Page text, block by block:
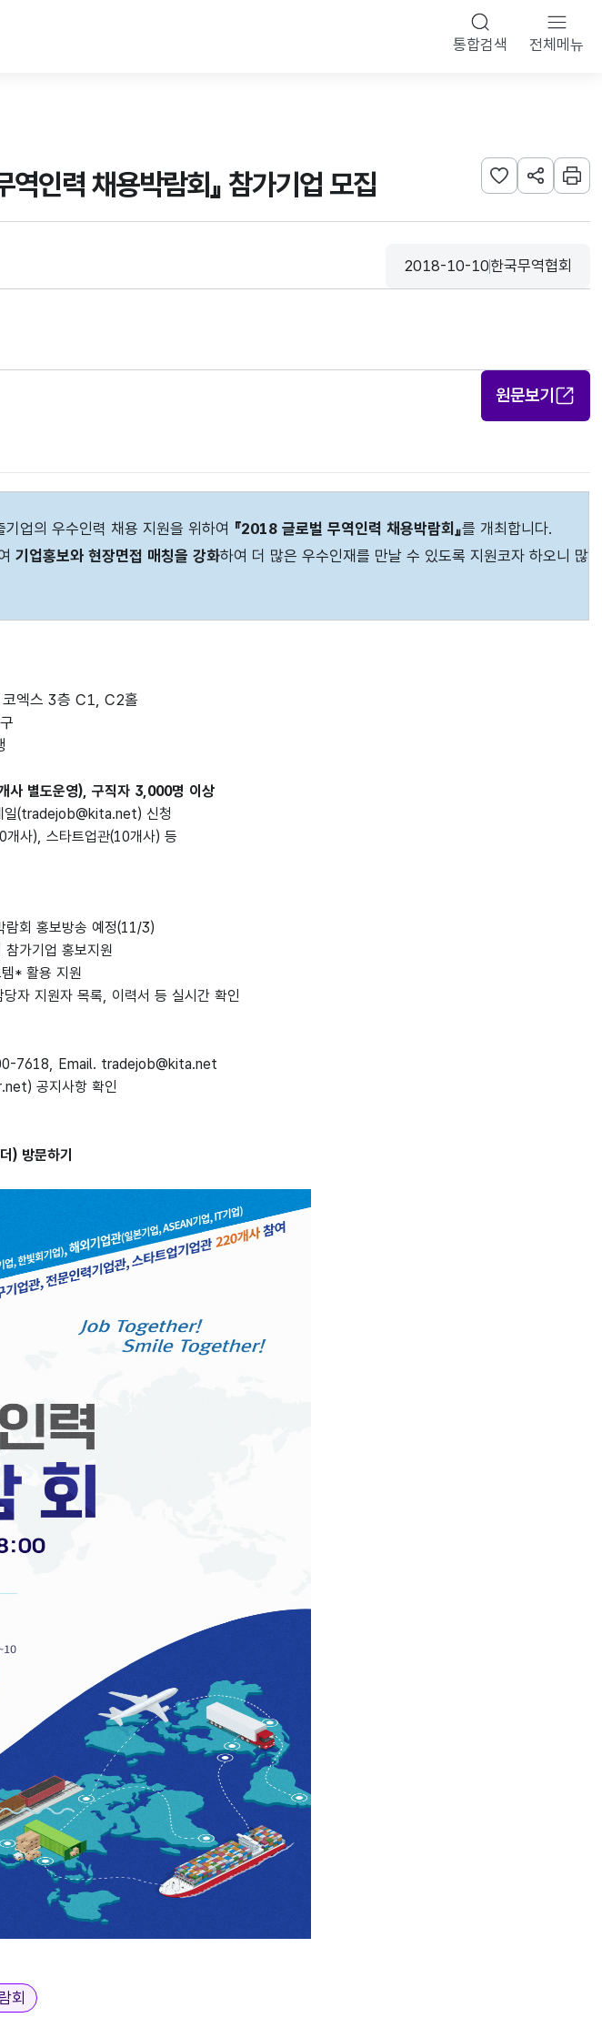
통합검색 전체메뉴
인력 채용박람회』 참가기업 모집 관심사 등록하기
URL 공유하
인쇄
등록일
2018-10-10
수집기관
한국무역협회
원문보기
업의 우수인력 채용 지원을 위하여 『2018 글로벌 무역인력 채용박람회』를 개최합니다.
기업홍보와 현장면접 매칭을 강화하여 더 많은 우수인재를 만날 수 있도록 지원코자 하오니 많
엑스 3층 C1, C2홀
사 별도운영), 구직자 3,000명 이상
일(tradejob@kita.net) 신청
사), 스타트업관(10개사) 등
회 홍보방송 예정(11/3)
업 홍보지원
* 활용 지원
지원자 목록, 이력서 등 실시간 확인
7618, Email. tradejob@kita.net
) 공지사항 확인
) 방문하기
회